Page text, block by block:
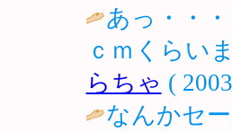
あっ・・
ｃｍくら
らちゃ (
なんかセ